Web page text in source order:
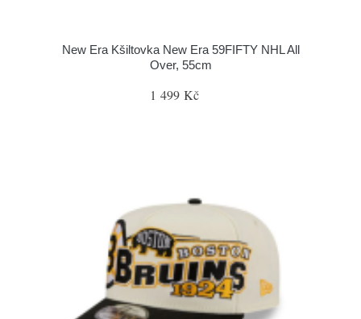
New Era Kšiltovka New Era 59FIFTY NHL All
Over, 55cm
1 499 Kč